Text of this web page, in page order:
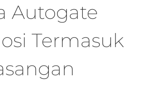
Autogate
Termasuk